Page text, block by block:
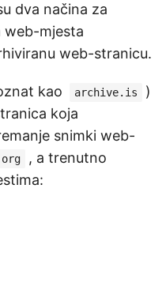
dva načina za
web-mjesta
web-stranicu.
kao archive.is
)
koja
snimki web-
, a trenutno